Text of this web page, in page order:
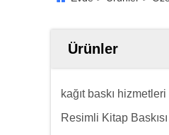
Ürünler
kağıt baskı hizmetleri
Resimli Kitap Baskısı